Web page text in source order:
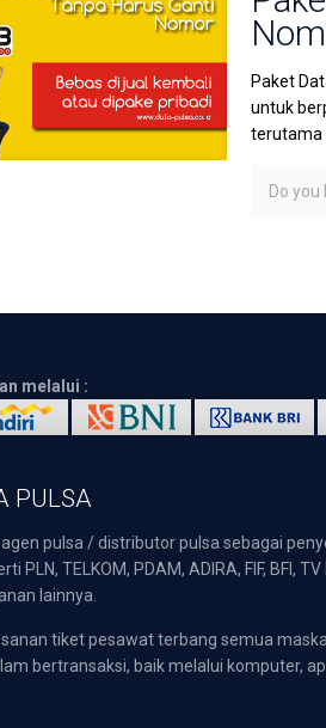
Paket
untuk
terutama
Do you
melalui :
PULSA
pulsa / distributor pulsa sebagai
PLN, TELKOM, PDAM, ADIRA, FIF,
lainnya.
tiket pesawat terbang semua
bertransaksi, baik melalui komputer,